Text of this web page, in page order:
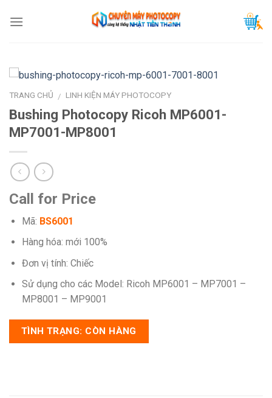
TRANG CHỦ / LINH KIỆN MÁY PHOTOCOPY
Bushing Photocopy Ricoh MP6001-
MP7001-MP8001
Call for Price
Mã: BS6001
Hàng hóa: mới 100%
Đơn vị tính: Chiếc
Sử dụng cho các Model: Ricoh MP6001 – MP7001 –
MP8001 – MP9001
TÌNH TRẠNG: CÒN HÀNG